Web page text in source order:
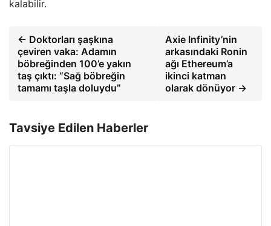
kalabilir.
← Doktorları şaşkına
çeviren vaka: Adamın
böbreğinden 100’e yakın
taş çıktı: “Sağ böbreğin
tamamı taşla doluydu”
Axie Infinity’nin
arkasındaki Ronin
ağı Ethereum’a
ikinci katman
olarak dönüyor →
Tavsiye Edilen Haberler